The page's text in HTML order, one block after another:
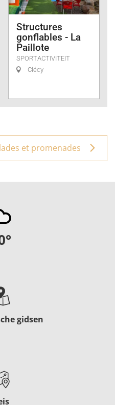
Structures
gonflables - La
Paillote
SPORTACTIVITEIT
Clécy
et promenades
°
gidsen